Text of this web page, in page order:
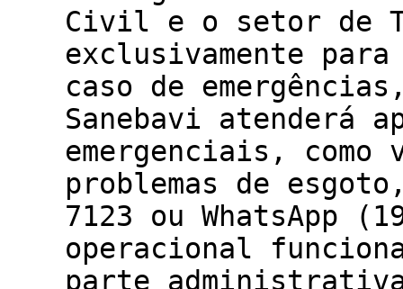
Civil e o setor de
exclusivamente
caso de
Sanebavi atenderá
emergenciais, como
problemas de
7123 ou WhatsApp
operacional
parte administrativa